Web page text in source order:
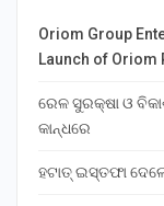
Oriom Group
Launch of Oriom
ରେଳ ସୁରକ୍ଷା ଓ
କାନ୍ଧରେ
ହଟାତ୍ ଇସ୍ତଫା